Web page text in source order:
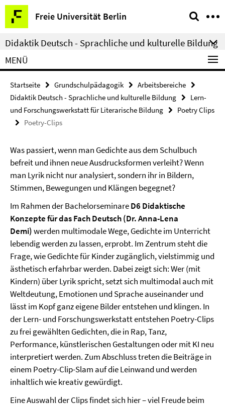
Springe
direkt
zu
Inhalt
Freie Universität Berlin
Service-
Navigation
Didaktik Deutsch - Sprachliche und kulturelle Bildung
MENÜ
Startseite Grundschulpädagogik
Arbeitsbereiche
Didaktik Deutsch - Sprachliche und kulturelle Bildung
Lern-
und Forschungswerkstatt für Literarische Bildung
Poetry Clips
Poetry-Clips
Was passiert, wenn man Gedichte aus dem Schulbuch
befreit und ihnen neue Ausdrucksformen verleiht? Wenn
man Lyrik nicht nur analysiert, sondern ihr in Bildern,
Stimmen, Bewegungen und Klängen begegnet?
Im Rahmen der BachelorseminareD6 Didaktische
Konzepte für das Fach Deutsch (Dr. Anna-Lena
Demi)werden multimodale Wege, Gedichte im Unterricht
lebendig werden zu lassen, erprobt. Im Zentrum steht die
Frage, wie Gedichte für Kinder zugänglich, vielstimmig und
ästhetisch erfahrbar werden. Dabei zeigt sich: Wer (mit
Kindern) über Lyrik spricht, setzt sich multimodal auch mit
Weltdeutung, Emotionen und Sprache auseinander und
lässt im Kopf ganz eigene Bilder entstehen und klingen. In
der Lern- und Forschungswerkstatt entstehen Poetry-Clips
zu frei gewählten Gedichten, die in Rap, Tanz,
Performance, künstlerischen Gestaltungen oder mit KI neu
interpretiert werden. Zum Abschluss treten die Beiträge in
einem Poetry-Clip-Slam auf die Leinwand und werden
inhaltlich wie kreativ gewürdigt.
Eine Auswahl der Clips findet sich hier – viel Freude beim